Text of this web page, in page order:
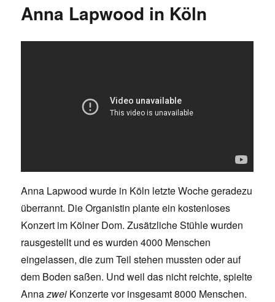
every
USB-
Anna Lapwood in Köln
Anna Lapwood wurde in Köln letzte Woche geradezu
überrannt. Die Organistin plante ein kostenloses
Konzert im Kölner Dom. Zusätzliche Stühle wurden
rausgestellt und es wurden 4000 Menschen
eingelassen, die zum Teil stehen mussten oder auf
dem Boden saßen. Und weil das nicht reichte, spielte
Annazwei Konzerte vor insgesamt 8000 Menschen.